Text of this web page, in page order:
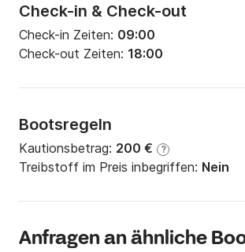
Check-in & Check-out
Check-in Zeiten: 09:00
Check-out Zeiten: 18:00
Bootsregeln
Kautionsbetrag: 200 € ?
Treibstoff im Preis inbegriffen: Nein
Anfragen an ähnliche